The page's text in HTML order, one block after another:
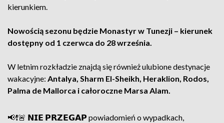
kierunkiem.
Nowością sezonu będzie Monastyr w Tunezji – kierunek
dostępny od 1 czerwca do 28 września.
W letnim rozkładzie znajdą się również ulubione destynacje
wakacyjne: Antalya, Sharm El-Sheikh, Heraklion, Rodos,
Palma de Mallorca i całoroczne Marsa Alam.
📢❗🚨 𝗡𝗜𝗘 𝗣𝗥𝗭𝗘𝗚𝗔𝗣 powiadomień o wypadkach,